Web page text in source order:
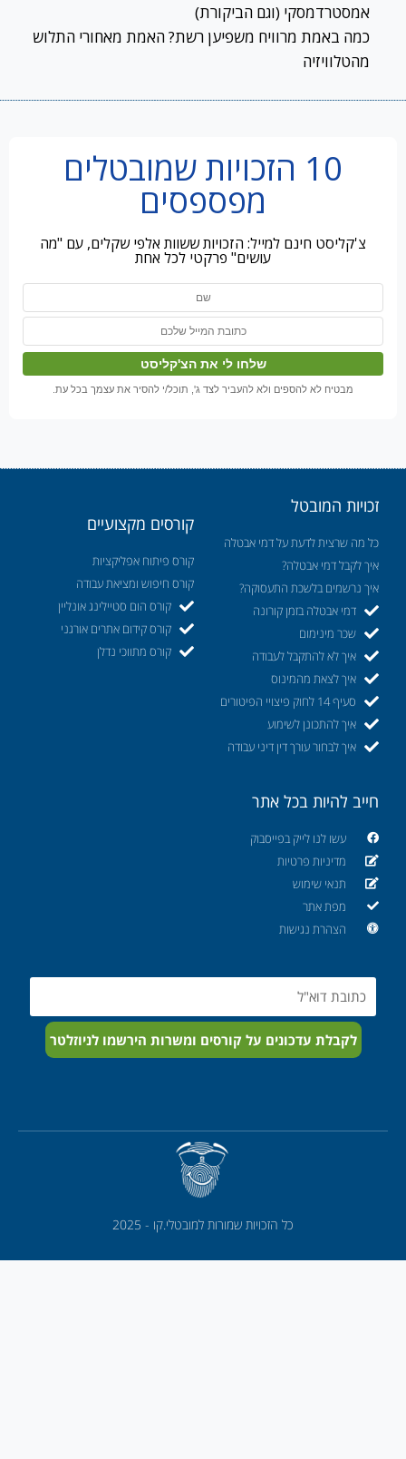
אמסטרדמסקי (וגם הביקורת)
כמה באמת מרוויח משפיען רשת? האמת מאחורי התלוש
מהטלוויזיה
10 הזכויות שמובטלים
מפספסים
צ'קליסט חינם למייל: הזכויות ששוות אלפי שקלים, עם "מה
עושים" פרקטי לכל אחת
מבטיח לא להספים ולא להעביר לצד ג', תוכל/י להסיר את עצמך בכל עת.
זכויות המובטל
כל מה שרצית לדעת על דמי אבטלה
איך לקבל דמי אבטלה?
איך נרשמים בלשכת התעסוקה?
דמי אבטלה בזמן קורונה
שכר מינימום
איך לא להתקבל לעבודה
איך לצאת מהמינוס
סעיף 14 לחוק פיצויי הפיטורים
איך להתכונן לשימוע
איך לבחור עורך דין דיני עבודה
קורסים מקצועיים
קורס פיתוח אפליקציות
קורס חיפוש ומציאת עבודה
קורס הום סטיילינג אונליין
קורס קידום אתרים אורגני
קורס מתווכי נדלן
חייב להיות בכל אתר
עשו לנו לייק בפייסבוק
מדיניות פרטיות
תנאי שימוש
מפת אתר
הצהרת נגישות
Email
לקבלת עדכונים על קורסים ומשרות הירשמו לניוזלטר
כל הזכויות שמורות למובטלי.קו - 2025